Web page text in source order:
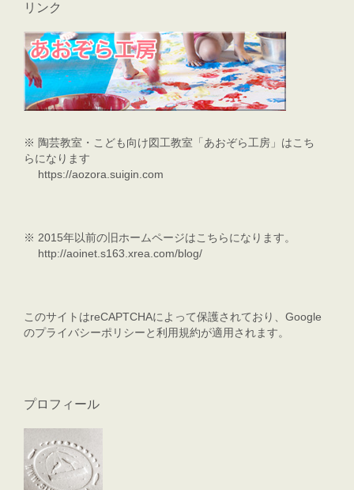
リンク
※ 陶芸教室・こども向け図工教室「あおぞら工房」はこち
らになります
https://aozora.suigin.com
※ 2015年以前の旧ホームページはこちらになります。
http://aoinet.s163.xrea.com/blog/
このサイトはreCAPTCHAによって保護されており、Google
のプライバシーポリシーと利用規約が適用されます。
プロフィール